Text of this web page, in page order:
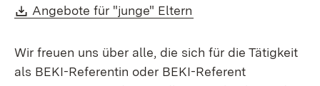
Download:
Angebote für "junge" Eltern
Wir freuen uns über alle, die sich für die Tätigkeit
als BEKI-Referentin oder BEKI-Referent